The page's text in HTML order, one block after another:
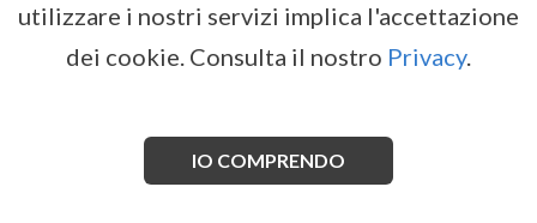
utilizzare i nostri servizi implica l'accettazione
dei cookie. Consulta il nostro Privacy.
IO COMPRENDO